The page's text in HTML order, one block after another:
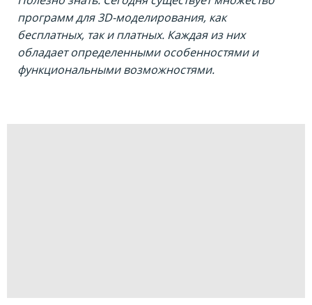
программ для 3D-моделирования, как
бесплатных, так и платных. Каждая из них
обладает определенными особенностями и
функциональными возможностями.